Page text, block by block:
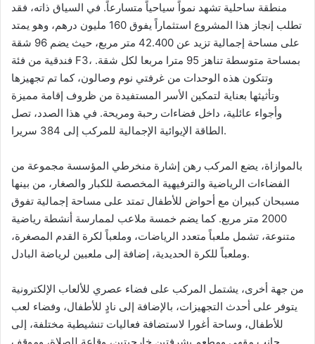
منطقة ساحلية تشهد نمواً سياحياً متسارعاً. في السياق ذاته، فقد
تطلب إنجاز هذا المشروع استثماراً يفوق 160 مليون درهم، وهو يمتد
على مساحة إجمالية تزيد عن 42.400 متر مربع، حيث يضم 96 شقة
فندقية من فئة F3، بمساحة متوسطة تناهز 95 مترا مربعا لكل شقة.
وتتكون هذه الوحدات من غرفتي نوم وصالون، كما تم تجهيزها
وتأثيثها بعناية لتمكين الأسر المستفيدة من ظروف إقامة مميزة
وأجواء عائلية، داخل فضاءات رحبة ومريحة. في هذا الصدد، تصل
الطاقة الإيوائية الإجمالية للمركب إلى 384 سريرا.
بالموازاة، يضع المركب رهن إشارة منخرطي المؤسسة مجموعة من
الفضاءات الرياضية والترفيهية المخصصة للكبار والصغار، من بينها
مسبحان كبيران مع أحواض للأطفال تمتد على مساحة إجمالية تفوق
2000 متر مربع. كما يضم خمسة ملاعب لممارسة أنشطة رياضية
متنوعة، تشمل ملعباً متعدد الرياضات، وملعباً لكرة القدم المصغرة،
وملعباً للكرة الحديدية، إضافة إلى ملعبين لرياضة البادل.
من جهة أخرى، يشتمل المركب على فضاء عصري للألعاب الإلكترونية
يتوفر على أحدث التجهيزات، بالإضافة إلى نادٍ للأطفال، وفضاء لعب
للأطفال، وساحة أغورا لاستضافة فعاليات تنشيطية مختلفة، إلى